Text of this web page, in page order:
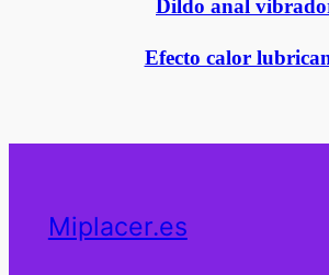
Dildo anal
Efecto calor
Miplacer.es